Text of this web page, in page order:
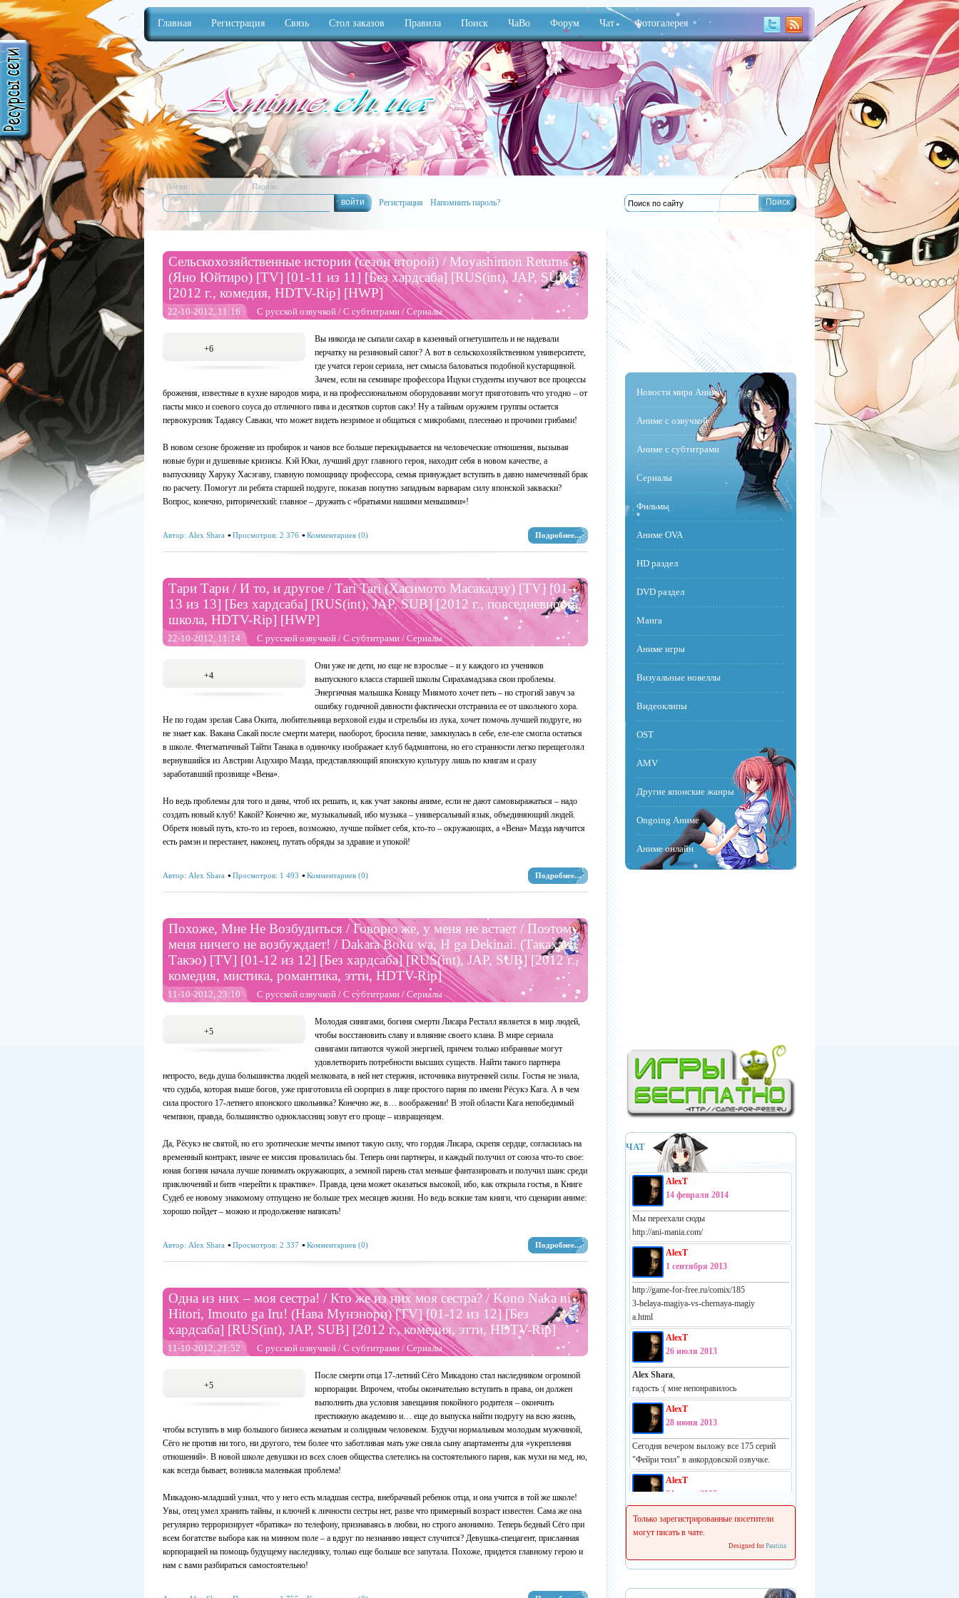
Главная Регистрация Связь Стол заказов Правила Поиск ЧаВо Форум Чат Фотогалерея
Anime
Логин: Пароль:
Регистрация Напомнить пароль?
Сельскохозяйственные истории (сезон второй) / Moyashimon Returns
(Яно Юйтиро) [TV] [01-11 из 11] [Без хардсаба] [RUS(int), JAP, SUB]
[2012 г., комедия, HDTV-Rip] [HWP]
22-10-2012, 11:16 С русской озвучкой / С субтитрами / Сериалы
+6
Вы никогда не сыпали сахар в казенный огнетушитель и не надевали
перчатку на резиновый сапог? А вот в сельскохозяйственном университете,
где учатся герои сериала, нет смысла баловаться подобной кустарщиной.
Зачем, если на семинаре профессора Ицуки студенты изучают все процессы
брожения, известные в кухне народов мира, и на профессиональном оборудовании могут приготовить что угодно – от
пасты мисо и соевого соуса до отличного пива и десятков сортов сакэ! Ну а тайным оружием группы остается
первокурсник Тадаясу Саваки, что может видеть незримое и общаться с микробами, плесенью и прочими грибами!
В новом сезоне брожение из пробирок и чанов все больше перекидывается на человеческие отношения, вызывая
новые бури и душевные кризисы. Кэй Юки, лучший друг главного героя, находит себя в новом качестве, а
выпускницу Харуку Хасэгаву, главную помощницу профессора, семья принуждает вступить в давно намеченный брак
по расчету. Помогут ли ребята старшей подруге, показав попутно западным варварам силу японской закваски?
Вопрос, конечно, риторический: главное – дружить с «братьями нашими меньшими»!
Подробнее...
Автор: Alex Shara Просмотров: 2 376 Комментариев (0)
Тари Тари / И то, и другое / Tari Tari (Хасимото Масакадзу) [TV] [01-
13 из 13] [Без хардсаба] [RUS(int), JAP, SUB] [2012 г., повседневность,
школа, HDTV-Rip] [HWP]
22-10-2012, 11:14 С русской озвучкой / С субтитрами / Сериалы
+4
Они уже не дети, но еще не взрослые – и у каждого из учеников
выпускного класса старшей школы Сирахамадзака свои проблемы.
Энергичная малышка Конацу Миямото хочет петь – но строгий завуч за
ошибку годичной давности фактически отстранила ее от школьного хора.
Не по годам зрелая Сава Окита, любительница верховой езды и стрельбы из лука, хочет помочь лучшей подруге, но
не знает как. Вакана Сакай после смерти матери, наоборот, бросила пение, замкнулась в себе, еле-еле смогла остаться
в школе. Флегматичный Тайти Танака в одиночку изображает клуб бадминтона, но его странности легко перещеголял
вернувшийся из Австрии Ацухиро Маэда, представляющий японскую культуру лишь по книгам и сразу
заработавший прозвище «Вена».
Но ведь проблемы для того и даны, чтоб их решать, и, как учат законы аниме, если не дают самовыражаться – надо
создать новый клуб! Какой? Конечно же, музыкальный, ибо музыка – универсальный язык, объединяющий людей.
Обретя новый путь, кто-то из героев, возможно, лучше поймет себя, кто-то – окружающих, а «Вена» Маэда научится
есть рамэн и перестанет, наконец, путать обряды за здравие и упокой!
Подробнее...
Автор: Alex Shara Просмотров: 1 493 Комментариев (0)
Похоже, Мне Не Возбудиться / Говорю же, у меня не встает / Поэтому
меня ничего не возбуждает! / Dakara Boku wa, H ga Dekinai. (Такахаси
Такэо) [TV] [01-12 из 12] [Без хардсаба] [RUS(int), JAP, SUB] [2012 г.,
комедия, мистика, романтика, этти, HDTV-Rip]
11-10-2012, 23:10 С русской озвучкой / С субтитрами / Сериалы
+5
Молодая синигами, богиня смерти Лисара Ресталл является в мир людей,
чтобы восстановить славу и влияние своего клана. В мире сериала
синигами питаются чужой энергией, причем только избранные могут
удовлетворить потребности высших существ. Найти такого партнера
непросто, ведь душа большинства людей мелковата, в ней нет стержня, источника внутренней силы. Гостья не знала,
что судьба, которая выше богов, уже приготовила ей сюрприз в лице простого парня по имени Рёсукэ Кага. А в чем
сила простого 17-летнего японского школьника? Конечно же, в… воображении! В этой области Кага непобедимый
чемпион, правда, большинство одноклассниц зовут его проще – извращенцем.
Да, Рёсукэ не святой, но его эротические мечты имеют такую силу, что гордая Лисара, скрепя сердце, согласилась на
временный контракт, иначе ее миссия провалилась бы. Теперь они партнеры, и каждый получил от союза что-то свое:
юная богиня начала лучше понимать окружающих, а земной парень стал меньше фантазировать и получил шанс среди
приключений и битв «перейти к практике». Правда, цена может оказаться высокой, ибо, как открыла гостья, в Книге
Судеб ее новому знакомому отпущено не больше трех месяцев жизни. Но ведь всякие там книги, что сценарии аниме:
хорошо пойдет – можно и продолжение написать!
Подробнее...
Автор: Alex Shara Просмотров: 2 337 Комментариев (0)
Одна из них – моя сестра! / Кто же из них моя сестра? / Kono Naka ni
Hitori, Imouto ga Iru! (Нава Мунэнори) [TV] [01-12 из 12] [Без
хардсаба] [RUS(int), JAP, SUB] [2012 г., комедия, этти, HDTV-Rip]
11-10-2012, 21:52 С русской озвучкой / С субтитрами / Сериалы
+5
После смерти отца 17-летний Сёго Микадоно стал наследником огромной
корпорации. Впрочем, чтобы окончательно вступить в права, он должен
выполнить два условия завещания покойного родителя – окончить
престижную академию и… еще до выпуска найти подругу на всю жизнь,
чтобы вступить в мир большого бизнеса женатым и солидным человеком. Будучи нормальным молодым мужчиной,
Сёго не против ни того, ни другого, тем более что заботливая мать уже сняла сыну апартаменты для «укрепления
отношений». В новой школе девушки из всех слоев общества слетелись на состоятельного парня, как мухи на мед, но,
как всегда бывает, возникла маленькая проблема!
Микадоно-младший узнал, что у него есть младшая сестра, внебрачный ребенок отца, и она учится в той же школе!
Увы, отец умел хранить тайны, и ключей к личности сестры нет, разве что примерный возраст известен. Сама же она
регулярно терроризирует «братика» по телефону, признаваясь в любви, но строго анонимно. Теперь бедный Сёго при
всем богатстве выбора как на минном поле – а вдруг по незнанию инцест случится? Девушка-спецагент, присланная
корпорацией на помощь будущему наследнику, только еще больше все запутала. Похоже, придется главному герою и
нам с вами разбираться самостоятельно!
Новости мира Аниме
Аниме с озвучкой
Аниме с субтитрами
Сериалы
Фильмы
Аниме OVA
HD раздел
DVD раздел
Манга
Аниме игры
Визуальные новеллы
Видеоклипы
OST
AMV
Другие японские жанры
Ongoing Аниме
Аниме онлайн
ЧАТ
AlexT
14 февраля 2014
Мы переехали сюды
http://ani-mania.com/
AlexT
1 сентября 2013
http://game-for-free.ru/comix/185
3-belaya-magiya-vs-chernaya-magiy
a.html
AlexT
26 июля 2013
Alex Shara,
гадость :( мне непонравилось
AlexT
28 июня 2013
Сегодня вечером выложу все 175 серий
"Фейри теил" в анкордовской озвучке.
AlexT
24 июня 2013
Реально русская манга:
http://vk.com/white_vs_black_m
С сеня начинаем делать свежие релизы.
Только зарегистрированные посетители
могут писать в чате.
Designed for Pautina